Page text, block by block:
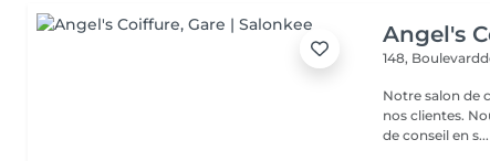
Angel's
148,
Notre salon de
nos clientes.
de conseil en s...